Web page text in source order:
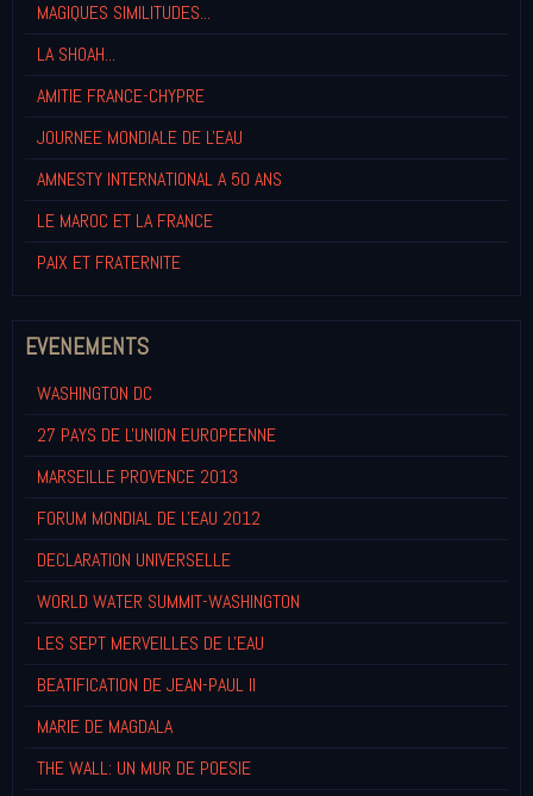
MAGIQUES SIMILITUDES...
LA SHOAH...
AMITIE FRANCE-CHYPRE
JOURNEE MONDIALE DE L'EAU
AMNESTY INTERNATIONAL A 50 ANS
LE MAROC ET LA FRANCE
PAIX ET FRATERNITE
EVENEMENTS
WASHINGTON DC
27 PAYS DE L'UNION EUROPEENNE
MARSEILLE PROVENCE 2013
FORUM MONDIAL DE L'EAU 2012
DECLARATION UNIVERSELLE
WORLD WATER SUMMIT-WASHINGTON
LES SEPT MERVEILLES DE L'EAU
BEATIFICATION DE JEAN-PAUL II
MARIE DE MAGDALA
THE WALL: UN MUR DE POESIE